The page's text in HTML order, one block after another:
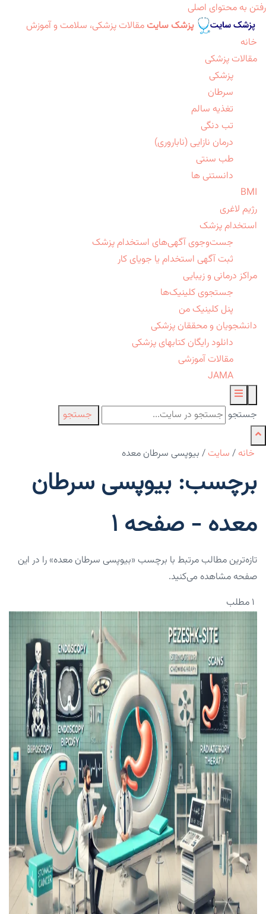
رفتن به محتوای اصلی
پزشک سایت مقالات پزشکی، سلامت و آموزش
خانه
مقالات پزشکی
پزشکی
سرطان
تغذیه سالم
تب دنگی
درمان نازایی (ناباروری)
طب سنتی
دانستنی ها
BMI
رژیم لاغری
استخدام پزشک
جست‌وجوی آگهی‌های استخدام پزشک
ثبت آگهی استخدام یا جویای کار
مراکز درمانی و زیبایی
جستجوی کلینیک‌ها
پنل کلینیک من
دانشجویان و محققان پزشکی
دانلود رایگان کتابهای پزشکی
مقالات آموزشی
JAMA
جستجو جستجو
خانه / سایت / بیوپسی سرطان معده
برچسب: بیوپسی سرطان
معده - صفحه 1
تازه‌ترین مطالب مرتبط با برچسب «بیوپسی سرطان معده» را در این
صفحه مشاهده می‌کنید.
۱ مطلب